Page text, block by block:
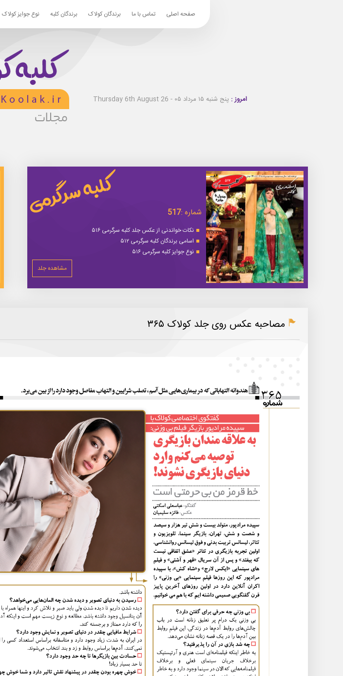
صفحه اصلی تماس با ما برندگان کولاک برندگان کلبه نوع جوایز کولاک
امروز : پنج شنبه ۱۵ مرداد ۰۵ - Thursday 6th August 26
شماره :517
نکات خواندنی از عکس جلد کلبه سرگرمی ۵۱۶
اسامی برندگان کلبه سرگرمی ۵۱۲
نوع جوایز کلبه سرگرمی ۵۱۶
مشاهده جلد
مصاحبه عکس روی جلد کولاک ۳۶۵